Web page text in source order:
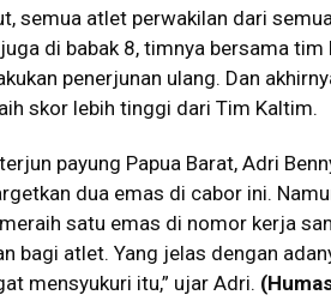
semua atlet perwakilan dari
di babak 8, timnya bersama
penerjunan ulang. Dan
skor lebih tinggi dari Tim Kaltim.
payung Papua Barat, Adri
dua emas di cabor ini.
satu emas di nomor kerja
bagi atlet. Yang jelas dengan
mensyukuri itu,” ujar Adri.